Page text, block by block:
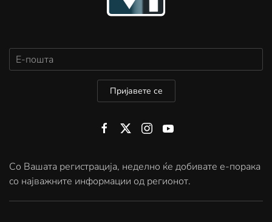
Пријавете се
Со Вашата регистрација, неделно ќе добивате е-порака
со најважните информации од регионот.